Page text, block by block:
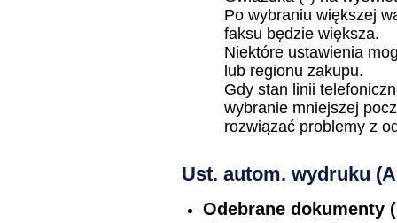
Po wybraniu większej
faksu będzie większa.
Niektóre ustawienia
lub regionu zakupu.
Gdy stan linii
wybranie mniejszej
rozwiązać problemy z
Ust. autom. wydruku
Odebrane dokumenty